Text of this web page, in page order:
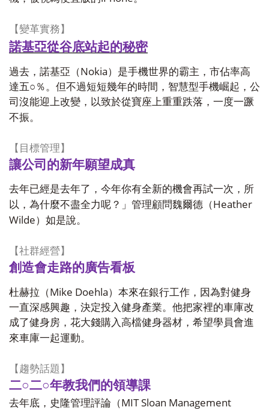
【變革實務】
諾基亞從谷底站起的秘密
過去，諾基亞（Nokia）是手機世界的霸主，市佔率高
達五○％。但不過短短幾年的時間，智慧型手機崛起，公
司沒能迎上改變，以致於從寶座上重重跌落，一度一蹶
不振。
【目標管理】
讓公司的新年願望成真
去年已經是去年了，今年你有全新的機會再試一次，所
以，為什麼不盡全力呢？」管理顧問魏爾德（Heather
Wilde）如是說。
【社群經營】
創造會走路的廣告看板
杜赫拉（Mike Doehla）本來在銀行工作，因為對健身
一直深感興趣，決定投入健身產業。他把家裡的車庫改
成了健身房，花大錢購入高檔健身器材，希望學員會進
來車庫一起運動。
【趨勢話題】
二○二○年教我們的領導課
去年底，史隆管理評論（MIT Sloan Management